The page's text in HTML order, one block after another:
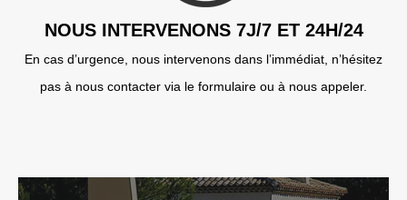
NOUS INTERVENONS 7J/7 ET 24H/24
En cas d’urgence, nous intervenons dans l’immédiat, n’hésitez
pas à nous contacter via le formulaire ou à nous appeler.